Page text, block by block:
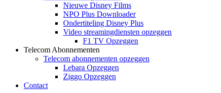
Nieuwe Disney Films
NPO Plus Downloader
Ondertiteling Disney Plus
Video streamingdiensten opzeggen
F1 TV Opzeggen
Telecom Abonnementen
Telecom abonnementen opzeggen
Lebara Opzeggen
Ziggo Opzeggen
Contact